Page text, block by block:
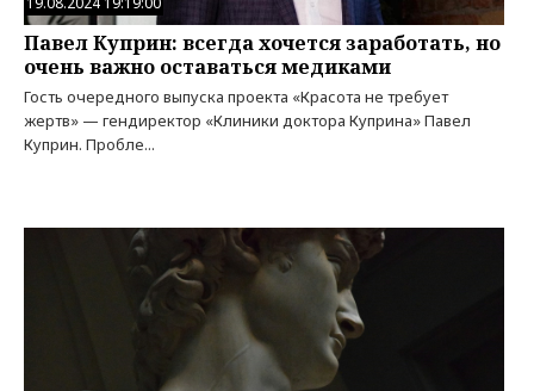
Павел Куприн: всегда хочется заработать, но
очень важно оставаться медиками
Гость очередного выпуска проекта «Красота не требует
жертв» — гендиректор «Клиники доктора Куприна» Павел
Куприн. Пробле...